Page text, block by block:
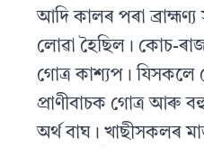
আদি কালৰ পৰা
লোৱা হৈছিল। কোচ-
গোত্ৰ কাশ্যপ। যিসকলে
প্ৰাণীবাচক গোত্ৰ আৰু
অৰ্থ বাঘ। খাছীসকলৰ